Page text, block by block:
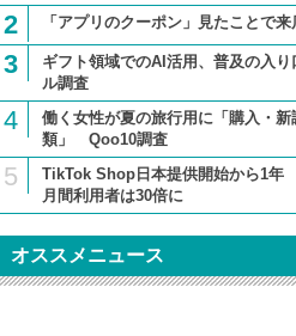
2 「アプリのクーポン」見たことで
3
ギフト領域でのAI活用、普及の入
ル調査
4
働く女性が夏の旅行用に「購入・
類」 Qoo10調査
5
TikTok Shop日本提供開始から1年
月間利用者は30倍に
オススメニュース